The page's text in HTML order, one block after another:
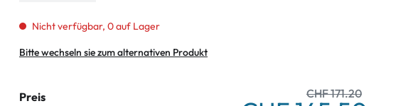
Nicht verfügbar, 0 auf Lager
Bitte wechseln sie zum alternativen Produkt
Preis CHF 171.20